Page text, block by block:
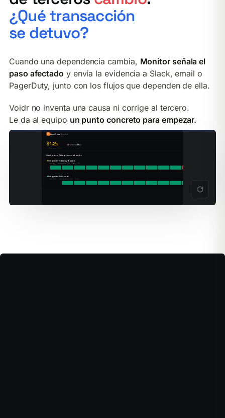
¿Qué transacción
se detuvo?
Cuando una dependencia cambia, Monitor señala el
paso afectado y envía la evidencia a Slack, email o
PagerDuty, junto con los flujos que dependen de ella.
Voidr no inventa una causa ni corrige al tercero.
Le da al equipo un punto concreto para empezar.